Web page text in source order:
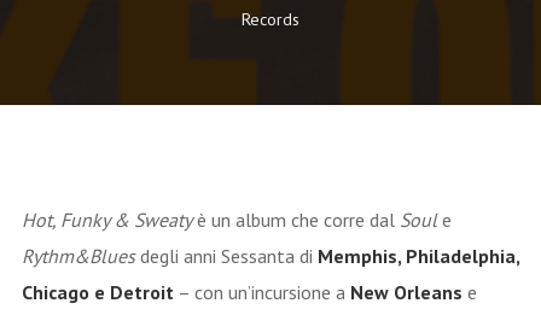
Records
Hot, Funky & Sweatyè un album che corre dal Soule
Rythm&Bluesdegli anni Sessanta di Memphis, Philadelphia,
Chicago e Detroit– con un’incursione a New Orleans e